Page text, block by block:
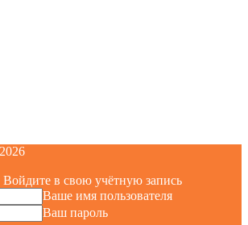
в свою учётную запись
Ваше имя пользователя
Ваш пароль